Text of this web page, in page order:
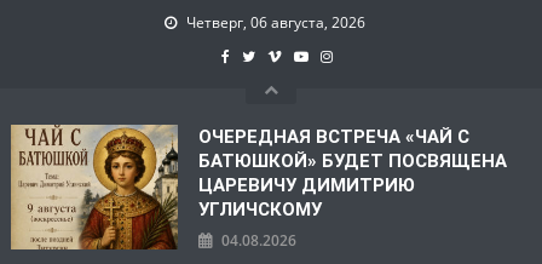
Четверг, 06 августа, 2026
ОЧЕРЕДНАЯ ВСТРЕЧА «ЧАЙ С
БАТЮШКОЙ» БУДЕТ ПОСВЯЩЕНА
ЦАРЕВИЧУ ДИМИТРИЮ
УГЛИЧСКОМУ
04.08.2026